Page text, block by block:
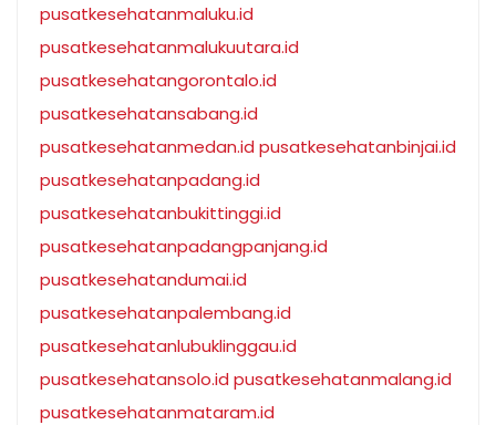
pusatkesehatanmaluku.id
pusatkesehatanmalukuutara.id
pusatkesehatangorontalo.id
pusatkesehatansabang.id
pusatkesehatanmedan.id pusatkesehatanbinjai.id
pusatkesehatanpadang.id
pusatkesehatanbukittinggi.id
pusatkesehatanpadangpanjang.id
pusatkesehatandumai.id
pusatkesehatanpalembang.id
pusatkesehatanlubuklinggau.id
pusatkesehatansolo.id pusatkesehatanmalang.id
pusatkesehatanmataram.id